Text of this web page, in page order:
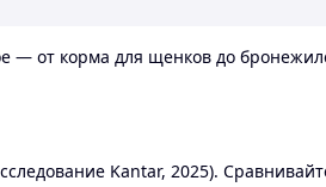
от корма для щенков до
Kantar, 2025).